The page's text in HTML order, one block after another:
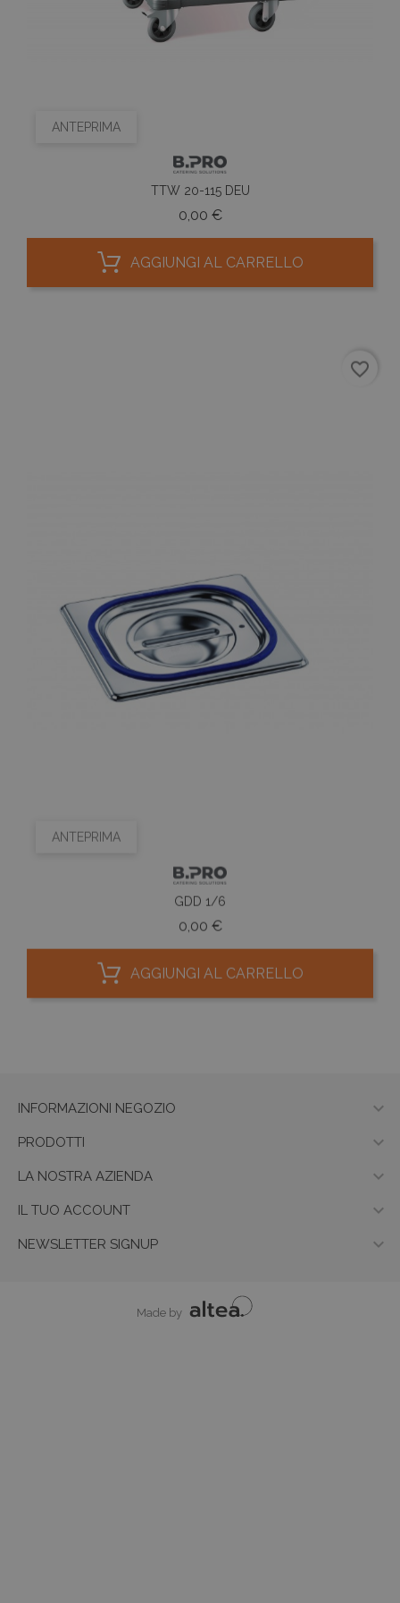
ANTEPRIMA
TTW 20-115 DEU
0,00 €Prezzo
AGGIUNGI AL CARRELLO
ANTEPRIMA
GDD 1/6
0,00 €Prezzo
AGGIUNGI AL CARRELLO
favorite_border
INFORMAZIONI NEGOZIO 
PRODOTTI 
LA NOSTRA AZIENDA 
IL TUO ACCOUNT 
NEWSLETTER SIGNUP 
Made by